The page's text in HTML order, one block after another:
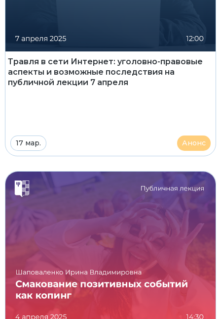
Травля в сети Интернет: уголовно-правовые
аспекты и возможные последствия на
публичной лекции 7 апреля
17 мар. Анонс